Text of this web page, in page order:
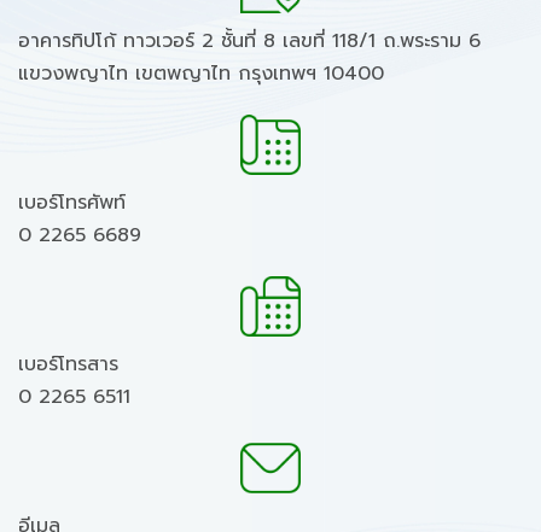
อาคารทิปโก้ ทาวเวอร์ 2 ชั้นที่ 8 เลขที่ 118/1 ถ.พระราม 6
แขวงพญาไท เขตพญาไท กรุงเทพฯ 10400
เบอร์โทรศัพท์
0 2265 6689
เบอร์โทรสาร
0 2265 6511
อีเมล